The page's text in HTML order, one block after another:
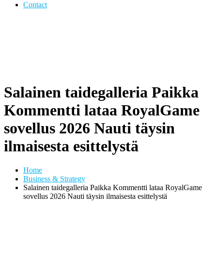
Contact
Salainen taidegalleria Paikka
Kommentti lataa RoyalGame
sovellus 2026 Nauti täysin
ilmaisesta esittelystä
Home
Business & Strategy
Salainen taidegalleria Paikka Kommentti lataa RoyalGame
sovellus 2026 Nauti täysin ilmaisesta esittelystä